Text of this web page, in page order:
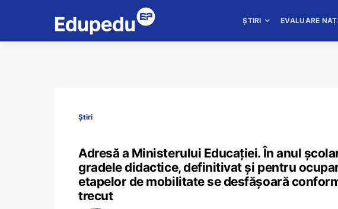
ȘTIRI EVALUARE
Știri
Adresă a Ministerului Educației. În anul
gradele didactice, definitivat și pentru
etapelor de mobilitate se desfășoară
trecut